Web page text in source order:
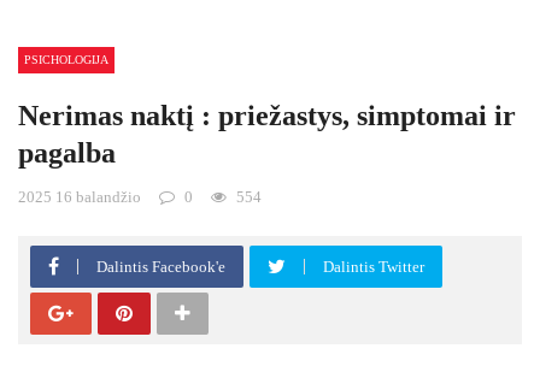
PSICHOLOGIJA
Nerimas naktį : priežastys, simptomai ir
pagalba
2025 16 balandžio 0 554
Dalintis Facebook'e Dalintis Twitter